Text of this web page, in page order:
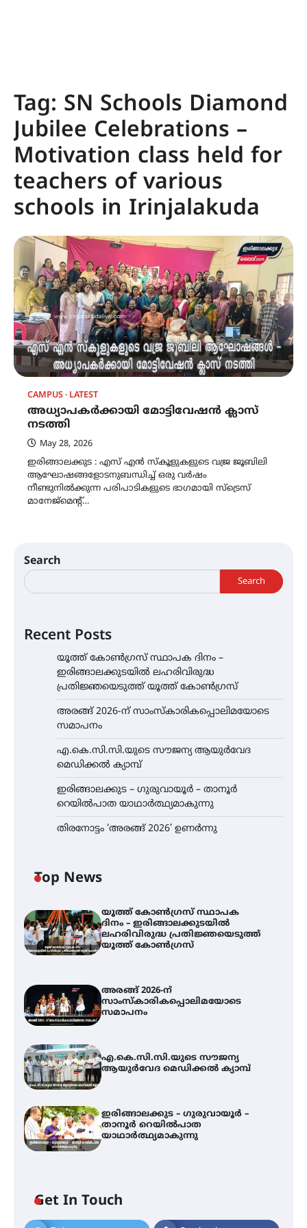
Tag: SN Schools Diamond
Jubilee Celebrations –
Motivation class held for
teachers of various
schools in Irinjalakuda
CAMPUS LATEST
അധ്യാപകർക്കായി മോട്ടിവേഷൻ ക്ലാസ്
നടത്തി
May 28, 2026
ഇരിങ്ങാലക്കുട : എസ് എൻ സ്കൂളുകളുടെ വജ്ര ജൂബിലി
ആഘോഷങ്ങളോടനുബന്ധിച്ച് ഒരു വർഷം
നീണ്ടുനിൽക്കുന്ന പരിപാടികളുടെ ഭാഗമായി സ്ട്രെസ്
മാനേജ്മെന്റ്…
Search
Search
Recent Posts
യൂത്ത് കോൺഗ്രസ്‌ സ്ഥാപക ദിനം –
ഇരിങ്ങാലക്കുടയിൽ ലഹരിവിരുദ്ധ
പ്രതിജ്ഞയെടുത്ത് യൂത്ത് കോൺഗ്രസ്
അരങ്ങ് 2026-ന് സാംസ്കാരികപ്പൊലിമയോടെ
സമാപനം
എ.കെ.സി.സി.യുടെ സൗജന്യ ആയുർവേദ
മെഡിക്കൽ ക്യാമ്പ്
ഇരിങ്ങാലക്കുട – ഗുരുവായൂർ – താനൂർ
റെയിൽപാത യാഥാർത്ഥ്യമാകുന്നു
തിരനോട്ടം ‘അരങ്ങ് 2026’ ഉണർന്നു
Top News
യൂത്ത് കോൺഗ്രസ്‌ സ്ഥാപക
ദിനം – ഇരിങ്ങാലക്കുടയിൽ
ലഹരിവിരുദ്ധ പ്രതിജ്ഞയെടുത്ത്
യൂത്ത് കോൺഗ്രസ്
അരങ്ങ് 2026-ന്
സാംസ്കാരികപ്പൊലിമയോടെ
സമാപനം
എ.കെ.സി.സി.യുടെ സൗജന്യ
ആയുർവേദ മെഡിക്കൽ ക്യാമ്പ്
ഇരിങ്ങാലക്കുട – ഗുരുവായൂർ –
താനൂർ റെയിൽപാത
യാഥാർത്ഥ്യമാകുന്നു
Get In Touch